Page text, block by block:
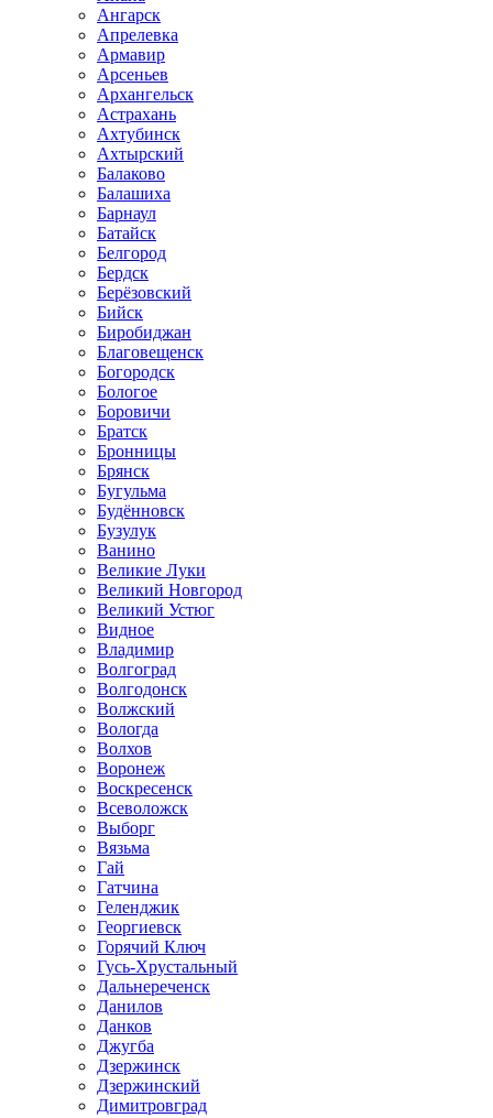
Ангарск
Апрелевка
Армавир
Арсеньев
Архангельск
Астрахань
Ахтубинск
Ахтырский
Балаково
Балашиха
Барнаул
Батайск
Белгород
Бердск
Берёзовский
Бийск
Биробиджан
Благовещенск
Богородск
Бологое
Боровичи
Братск
Бронницы
Брянск
Бугульма
Будённовск
Бузулук
Ванино
Великие Луки
Великий Новгород
Великий Устюг
Видное
Владимир
Волгоград
Волгодонск
Волжский
Вологда
Волхов
Воронеж
Воскресенск
Всеволожск
Выборг
Вязьма
Гай
Гатчина
Геленджик
Георгиевск
Горячий Ключ
Гусь-Хрустальный
Дальнереченск
Данилов
Данков
Джугба
Дзержинск
Дзержинский
Димитровград